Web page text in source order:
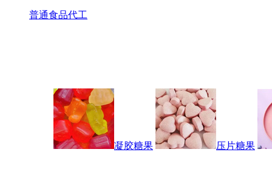
普通食品代工
凝胶糖果 压片糖果